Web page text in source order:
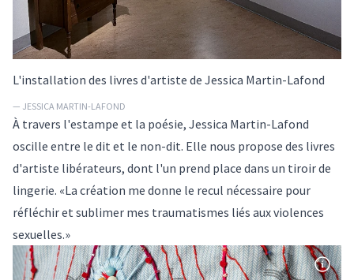
L'installation des livres d'artiste de Jessica Martin-Lafond
— JESSICA MARTIN-LAFOND
À travers l'estampe et la poésie, Jessica Martin-Lafond
oscille entre le dit et le non-dit. Elle nous propose des livres
d'artiste libérateurs, dont l'un prend place dans un tiroir de
lingerie. «La création me donne le recul nécessaire pour
réfléchir et sublimer mes traumatismes liés aux violences
sexuelles.»